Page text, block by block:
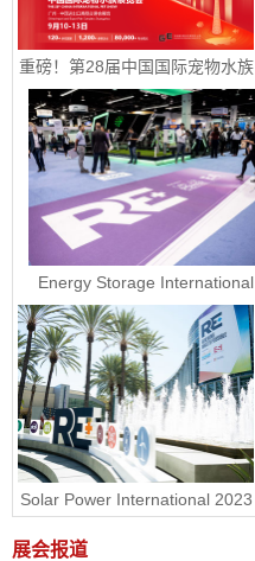
重磅！第28届中国国际宠物水族
展览会定档9月10-13日
Energy Storage International
2023 - 美国国际电池储能展ESI
Solar Power International 2023
- 美国国际太阳能展RE+
展会报道